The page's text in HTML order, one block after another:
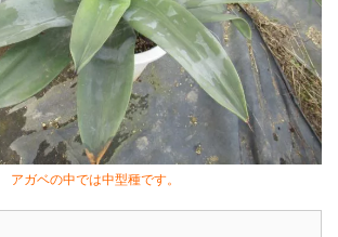
アガベの中では中型種です。